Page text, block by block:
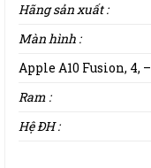
Hãng sản xuất :
Màn hình :
Apple A10 Fusion, 4, –
Ram :
Hệ ĐH :